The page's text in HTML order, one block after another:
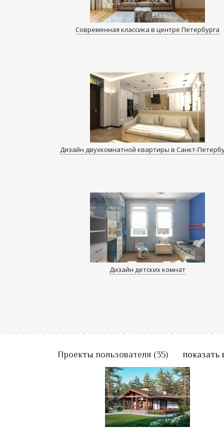
Современная классика в центре Петербурга
Дизайн двухкомнатной квартиры в Санкт-
Дизайн детских комнат
Проекты пользователя (35)показать